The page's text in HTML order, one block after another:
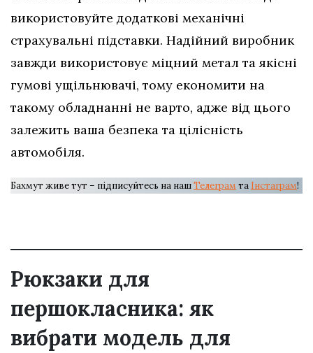
використовуйте додаткові механічні
страхувальні підставки. Надійний виробник
завжди використовує міцний метал та якісні
гумові ущільнювачі, тому економити на
такому обладнанні не варто, адже від цього
залежить ваша безпека та цілісність
автомобіля.
Бахмут живе тут – підписуйтесь на нашТелеграм та Інстаграм!
Рюкзаки для
першокласника: як
вибрати модель для